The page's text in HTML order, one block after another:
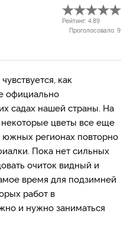
Рейтинг: 4.89
Проголосовало: 9
как
официально
садах нашей страны. На
цветы все еще
регионах повторно
Пока нет сильных
очиток видный и
время для подзимней
работ в
и нужно заниматься